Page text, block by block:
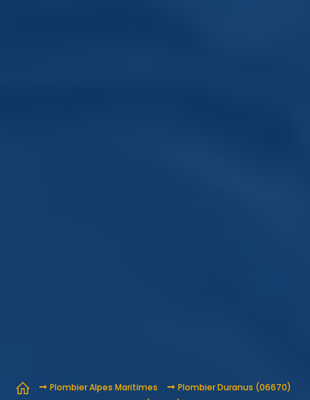
Plombier Alpes Maritimes
Plombier Duranus (06670)